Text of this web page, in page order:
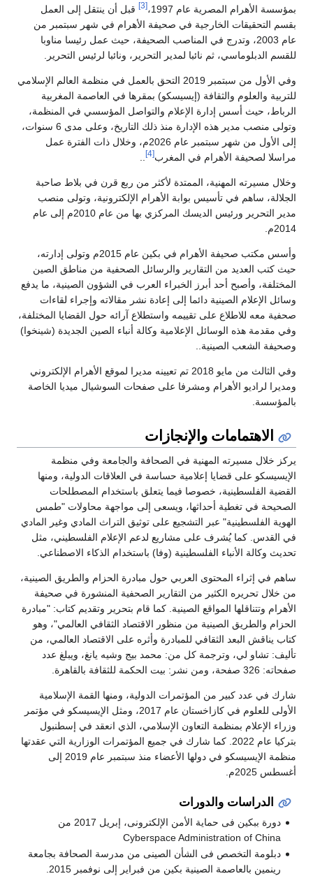
بمؤسسة الأهرام المصرية عام 1997،
[3]
قبل أن ينتقل إلى العمل
بقسم التحقيقات الخارجية في صحيفة الأهرام في شهر سبتمبر من
عام 2003، وتدرج في المناصب الصحيفة، حيث عمل رئيسا مناوبا
للقسم الدبلوماسي، ثم نائبا لمدير التحرير، ونائبا لرئيس التحرير.
وفي الأول من سبتمبر 2019 التحق بالعمل في منظمة العالم الإسلامي
للتربية والعلوم والثقافة (إيسيسكو) بمقرها في العاصمة المغربية
الرباط، حيث أسس إدارة الإعلام والتواصل المؤسسي في المنظمة،
وتولى منصب مدير هذه الإدارة منذ ذلك التاريخ، وعلى مدى 6 سنوات،
إلى الأول من شهر سبتمبر عام 2026م، وخلال ذات الفترة عمل
مراسلا لصحيفة الأهرام في المغرب[4]
وخلال مسيرته المهنية، الممتدة لأكثر من ربع قرن في بلاط صاحبة
الجلالة، ساهم في تأسيس بوابة الأهرام الإلكترونية، وتولى منصب
مدير التحرير ورئيس الديسك المركزي بها من عام 2010م إلى عام
2014م.
وأسس مكتب صحيفة الأهرام في بكين عام 2015م وتولى إدارته،
حيث كتب العديد من التقارير والرسائل الصحفية من مناطق الصين
المختلفة، وأصبح أحد أبرز الخبراء العرب في الشؤون الصينية، ما يدفع
وسائل الإعلام الصينية دائما إلى إعادة نشر مقالاته وإجراء لقاءات
صحفية معه للاطلاع على تقييمه واستطلاع آرائه حول القضايا المختلفة،
وفي مقدمة هذه الوسائل الإعلامية وكالة أنباء الصين الجديدة (شينخوا)
وصحيفة الشعب الصينية..
وفي الثالث من مايو 2018 تم تعيينه مديرا لموقع الأهرام الإلكتروني
ومديرا لراديو الأهرام ومشرفا على صفحات السوشيال ميديا الخاصة
بالمؤسسة.
الاهتمامات والإنجازات
يركز خلال مسيرته المهنية في الصحافة والجامعة وفي منظمة
الإيسيسكو على قضايا إعلامية حساسة في العلاقات الدولية، ومنها
القضية الفلسطينية، خصوصا فيما يتعلق باستخدام المصطلحات
الصحيحة في تغطية أحداثها، ويسعى إلى مواجهة محاولات "طمس
الهوية الفلسطينية" عبر التشجيع على توثيق التراث المادي وغير المادي
في القدس. كما يُشرف على مشاريع لدعم الإعلام الفلسطيني، مثل
تحديث وكالة الأنباء الفلسطينية (وفا) باستخدام الذكاء الاصطناعي.
ساهم في إثراء المحتوى العربي حول مبادرة الحزام والطريق الصينية،
من خلال تحريره الكثير من التقارير الصحفية المنشورة في صحيفة
الأهرام وتتناقلها المواقع الصينية. كما قام بتحرير وتقديم كتاب: "مبادرة
الحزام والطريق الصينية من منظور الاقتصاد الثقافي العالمي"، وهو
كتاب يناقش البعد الثقافي للمبادرة وأثره على الاقتصاد العالمي، من
تأليف: تشاو لي، وترجمة كل من: محمد بيج وشيه يانغ، ويبلغ عدد
صفحاته: 326 صفحة، ومن نشر: بيت الحكمة للثقافة بالقاهرة.
شارك في عدد كبير من المؤتمرات الدولية، ومنها القمة الإسلامية
الأولى للعلوم في كازاخستان عام 2017، ومثل الإيسيسكو في مؤتمر
وزراء الإعلام بمنظمة التعاون الإسلامي، الذي انعقد في إسطنبول
بتركيا عام 2022. كما شارك في جميع المؤتمرات الوزارية التي عقدتها
منظمة الإيسيسكو في دولها الأعضاء منذ سبتمبر عام 2019 إلى
أغسطس 2025م.
الدراسات والدورات
دورة ببكين فى حماية الأمن الإلكترونى، إبريل 2017 من
Cyberspace Administration of China
دبلومة التخصص فى الشأن الصينى من مدرسة الصحافة بجامعة
رينمين بالعاصمة الصينية بكين من فبراير إلى نوفمبر 2015.